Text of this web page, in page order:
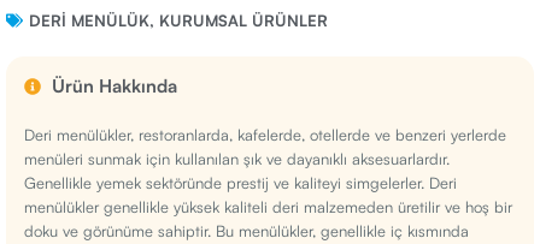
DERI MENÜLÜK, KURUMSAL ÜRÜNLER
Ürün Hakkında
Deri menülükler, restoranlarda, kafelerde, otellerde ve benzeri yerlerde
menüleri sunmak için kullanılan şık ve dayanıklı aksesuarlardır.
Genellikle yemek sektöründe prestij ve kaliteyi simgelerler. Deri
menülükler genellikle yüksek kaliteli deri malzemeden üretilir ve hoş bir
doku ve görünüme sahiptir. Bu menülükler, genellikle iç kısmında